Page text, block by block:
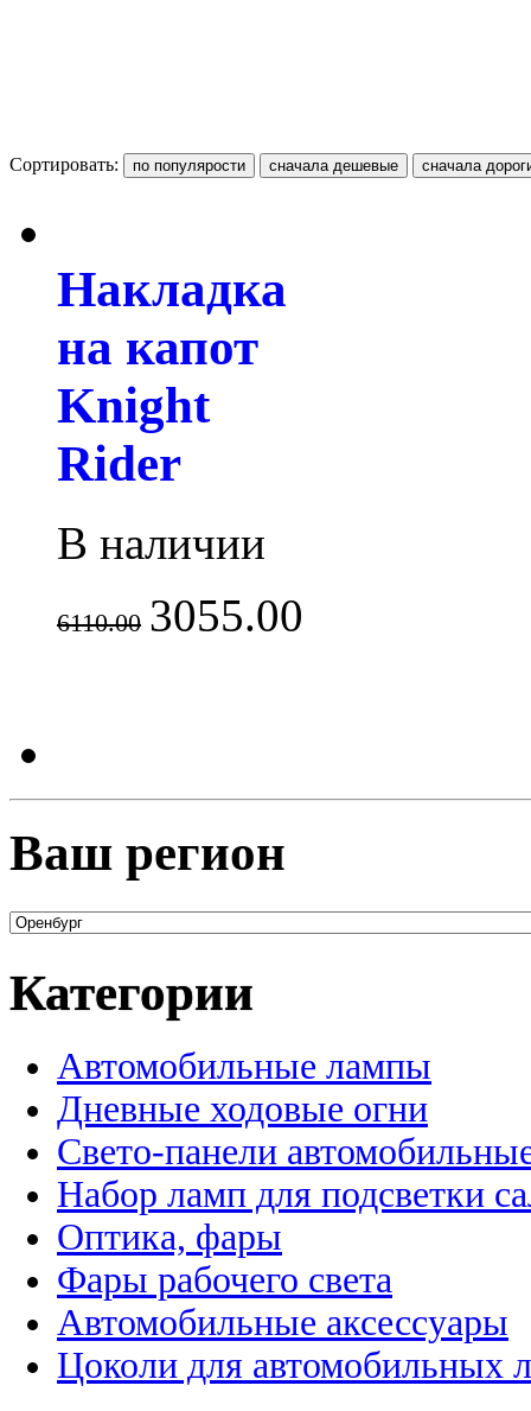
Сортировать:
Накладка
на капот
Knight
Rider
В наличии
6110.00 3055.00
Ваш регион
Категории
Автомобильные лампы
Дневные ходовые огни
Свето-панели
Набор ламп для подсветки
Оптика, фары
Фары рабочего света
Автомобильные аксессуары
Цоколи для автомобильных